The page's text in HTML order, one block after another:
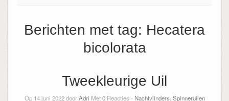
Berichten met tag: Hecatera
bicolorata
Tweekleurige Uil
Op 14 juni 2022 doorAdri Met0Reacties - Nachtvlinders Spinneruilen